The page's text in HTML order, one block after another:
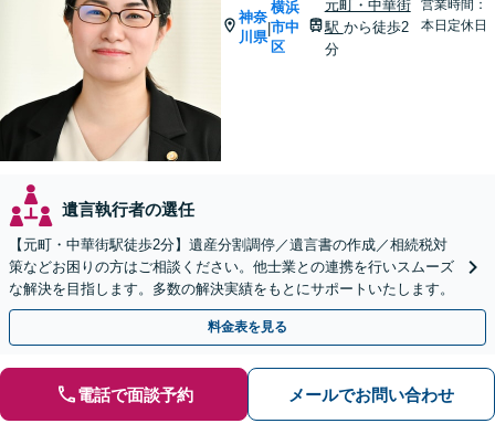
神奈
川県
|
横浜
市中
区
元町・中華街
駅 から徒歩2
分
営業時間：
本日定休日
遺言執行者の選任
【元町・中華街駅徒歩2分】遺産分割調停／遺言書の作成／相続税対
策などお困りの方はご相談ください。他士業との連携を行いスムーズ
な解決を目指します。多数の解決実績をもとにサポートいたします。
料金表を見る
電話で面談予約 メールでお問い合わせ